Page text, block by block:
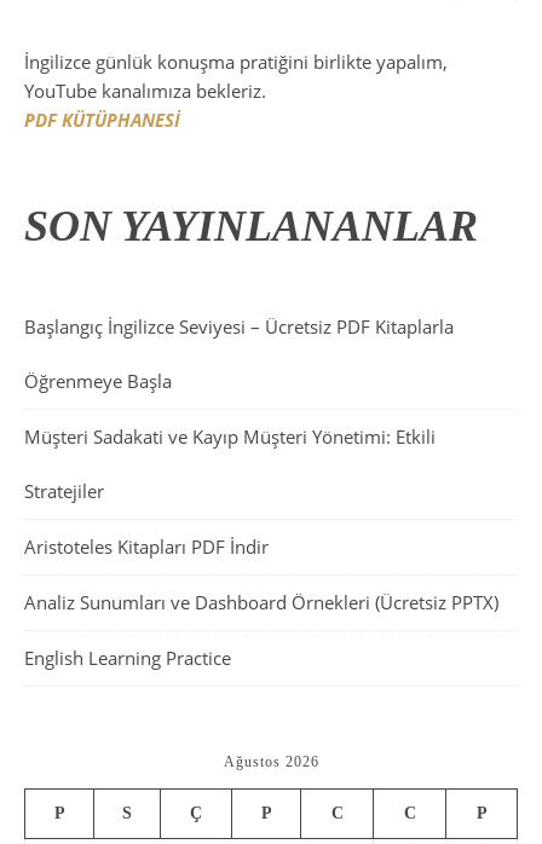
İngilizce günlük konuşma pratiğini birlikte yapalım,
YouTube kanalımıza bekleriz.
PDF KÜTÜPHANESİ
SON YAYINLANANLAR
Başlangıç İngilizce Seviyesi – Ücretsiz PDF Kitaplarla
Öğrenmeye Başla
Müşteri Sadakati ve Kayıp Müşteri Yönetimi: Etkili
Stratejiler
Aristoteles Kitapları PDF İndir
Analiz Sunumları ve Dashboard Örnekleri (Ücretsiz PPTX)
English Learning Practice
Ağustos 2026
P S Ç P C C P